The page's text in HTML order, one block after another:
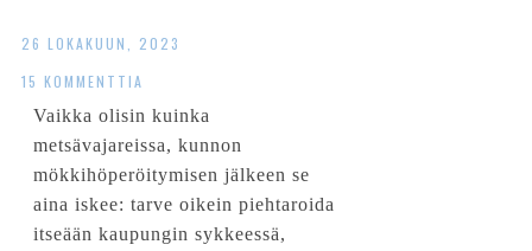
26 LOKAKUUN, 2023
15 KOMMENTTIA
Vaikka olisin kuinka
metsävajareissa, kunnon
mökkihöperöitymisen jälkeen se
aina iskee: tarve oikein piehtaroida
itseään kaupungin sykkeessä,